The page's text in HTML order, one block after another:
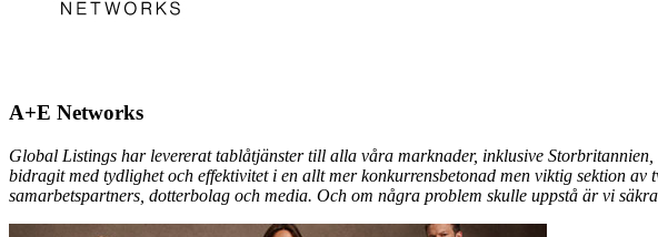
A+E Networks
Global Listings har levererat tablåtjänster till alla våra marknader, inklusive
bidragit med tydlighet och effektivitet i en allt mer konkurrensbetonad men viktig sektion
samarbetspartners, dotterbolag och media. Och om några problem skulle uppstå är vi